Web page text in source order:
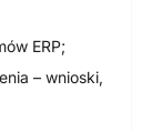
ERP;
– wnioski,